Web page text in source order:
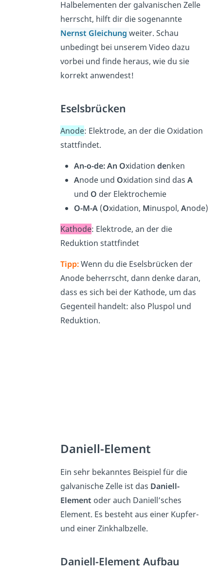
Halbelementen der galvanischen Zelle
herrscht, hilft dir die sogenannte
Nernst Gleichung weiter. Schau
unbedingt bei unserem Video dazu
vorbei und finde heraus, wie du sie
korrekt anwendest!
Eselsbrücken
Anode: Elektrode, an der die Oxidation
stattfindet.
An-o-de:An Oxidation denken
Anode und Oxidation sind das A
und O der Elektrochemie
O-M-A(Oxidation, Minuspol, Anode)
Kathode: Elektrode, an der die
Reduktion stattfindet
Tipp:Wenn du die Eselsbrücken der
Anode beherrscht, dann denke daran,
dass es sich bei der Kathode, um das
Gegenteil handelt: also Pluspol und
Reduktion.
Daniell-Element
Ein sehr bekanntes Beispiel für die
galvanische Zelle ist das Daniell-
Element oder auch Daniell’sches
Element. Es besteht aus einer Kupfer-
und einer Zinkhalbzelle.
Daniell-Element Aufbau